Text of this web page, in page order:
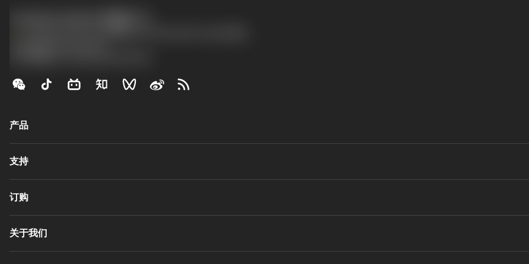
产品
所有软件
回收
翻新
Tailor Made
支持
分销商和专业人士
指南与教程
计算器和应用程序
产品目录和手册
订购
订购
返回
关于我们